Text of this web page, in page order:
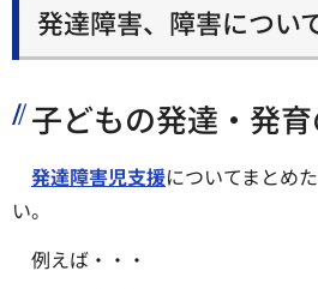
発達障害、障害につい
子どもの発達・発
発達障害児支援についてまとめ
い。
例えば・・・